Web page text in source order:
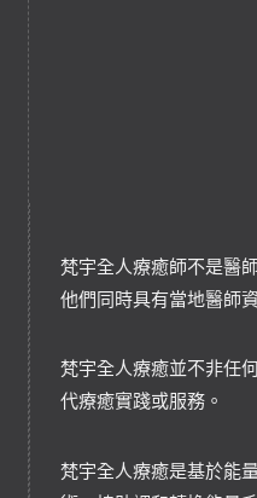
梵宇全人療癒師不是醫
他們同時具有當地醫師
梵宇全人療癒並不非任
代療癒實踐或服務。
梵宇全人療癒是基於能